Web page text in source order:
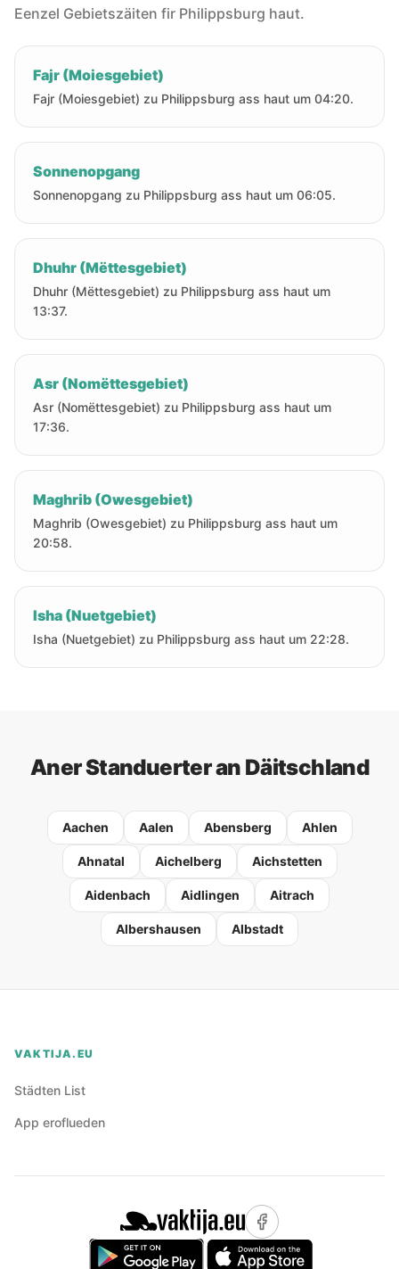
Eenzel Gebietszäiten fir Philippsburg haut.
Fajr (Moiesgebiet)
Fajr (Moiesgebiet) zu Philippsburg ass haut um 04:20.
Sonnenopgang
Sonnenopgang zu Philippsburg ass haut um 06:05.
Dhuhr (Mëttesgebiet)
Dhuhr (Mëttesgebiet) zu Philippsburg ass haut um
13:37.
Asr (Nomëttesgebiet)
Asr (Nomëttesgebiet) zu Philippsburg ass haut um
17:36.
Maghrib (Owesgebiet)
Maghrib (Owesgebiet) zu Philippsburg ass haut um
20:58.
Isha (Nuetgebiet)
Isha (Nuetgebiet) zu Philippsburg ass haut um 22:28.
Aner Standuerter an Däitschland
Aachen Aalen Abensberg Ahlen
Ahnatal Aichelberg Aichstetten
Aidenbach Aidlingen Aitrach
Albershausen Albstadt
VAKTIJA.EU
Städten List
App eroflueden